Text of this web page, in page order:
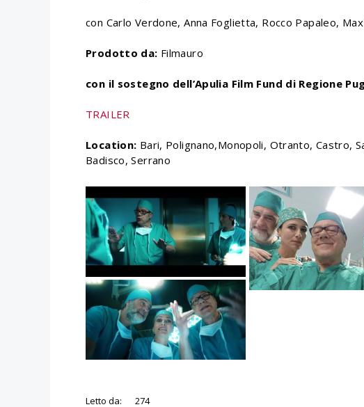
con Carlo Verdone, Anna Foglietta, Rocco Papaleo,
Prodotto da: Filmauro
con il sostegno dell’Apulia Film Fund di Regione
TRAILER
Location: Bari, Polignano,Monopoli, Otranto, Castro,
Badisco, Serrano
Letto da: 274